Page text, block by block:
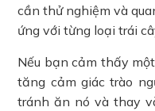
cần thử nghiệm và
ứng với từng loại trái
Nếu bạn cảm thấy
tăng cảm giác trào
tránh ăn nó và thay